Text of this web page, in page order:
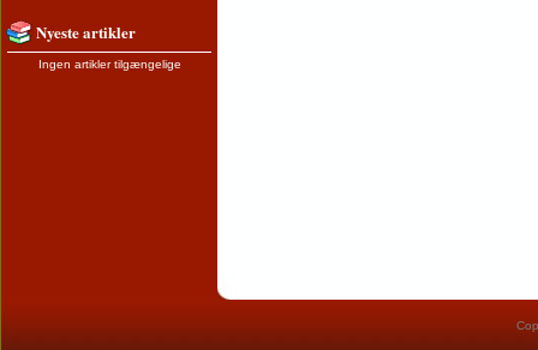
Nyeste artikler
Ingen artikler tilgængelige